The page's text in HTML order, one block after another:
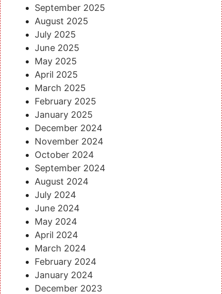
September 2025
August 2025
July 2025
June 2025
May 2025
April 2025
March 2025
February 2025
January 2025
December 2024
November 2024
October 2024
September 2024
August 2024
July 2024
June 2024
May 2024
April 2024
March 2024
February 2024
January 2024
December 2023